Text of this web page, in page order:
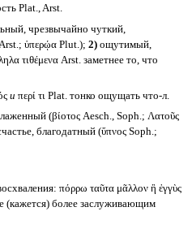
Plat., Arst.
чрезвычайно чуткий,
ὑπερῴα Plut.); 2)ощутимый,
τιθέμενα Arst. заметнее то, что
и περί τι Plat. тонко ощущать что-л.
(βίοτος Aesch., Soph.; Λατοῦς
благодатный (ὕπνος Soph.;
πόρρω ταῦτα μᾶλλον ἢ ἐγγὺς
(кажется) более заслуживающим